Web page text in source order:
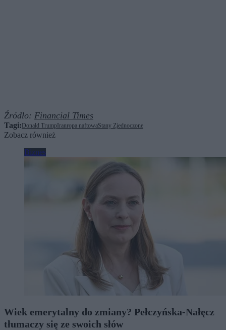
Źródło: Financial Times
Tagi:Donald TrumpIranropa naftowaStany Zjednoczone
Zobacz również
Biznes
Wiek emerytalny do zmiany? Pełczyńska-Nałęcz
tłumaczy się ze swoich słów